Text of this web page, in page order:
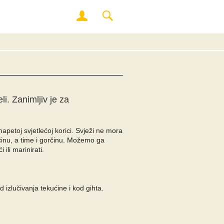
Zanimljiv je za
svjetlećoj korici. Svježi ne mora
a time i gorčinu. Možemo ga
ili marinirati.
izlučivanja tekućine i kod gihta.